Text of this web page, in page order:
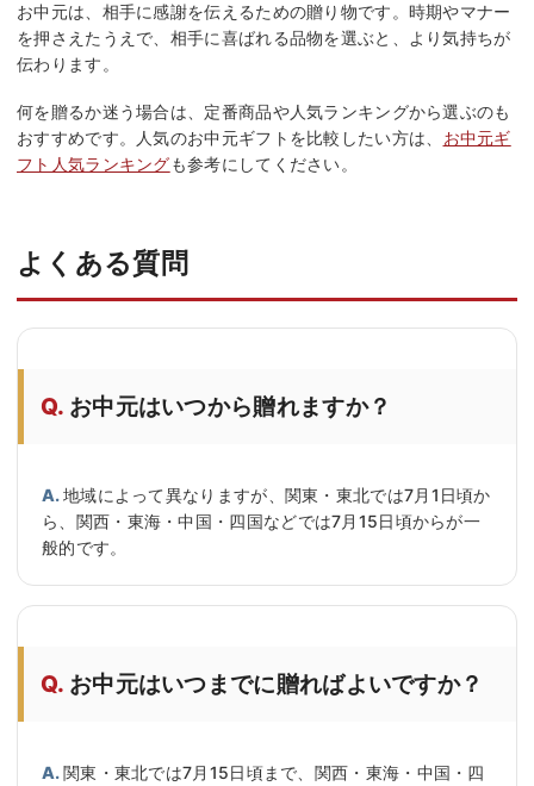
お中元は、相手に感謝を伝えるための贈り物です。時期やマナー
を押さえたうえで、相手に喜ばれる品物を選ぶと、より気持ちが
伝わります。
何を贈るか迷う場合は、定番商品や人気ランキングから選ぶのも
おすすめです。人気のお中元ギフトを比較したい方は、 お中元ギ
フト人気ランキングも参考にしてください。
よくある質問
お中元はいつから贈れますか？
地域によって異なりますが、関東・東北では7月1日頃か
ら、関西・東海・中国・四国などでは7月15日頃からが一
般的です。
お中元はいつまでに贈ればよいですか？
関東・東北では7月15日頃まで、関西・東海・中国・四